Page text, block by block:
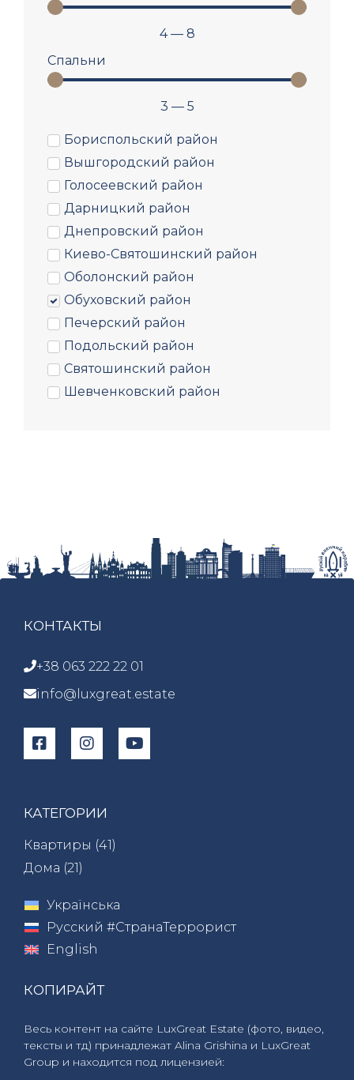
4— 8
Спальни
3 — 5
Бориспольский район
Вышгородский район
Голосеевский район
Дарницкий район
Днепровский район
Киево-Святошинский район
Оболонский район
Обуховский район
Печерский район
Подольский район
Святошинский район
Шевченковский район
КОНТАКТЫ
+38 063 222 22 01
info@luxgreat.estate
КАТЕГОРИИ
Квартиры (41)
Дома (21)
Українська
Русский #СтранаТеррорист
English
КОПИРАЙТ
Весь контент на сайте LuxGreat Estate (фото, видео,
тексты и тд) принадлежат Alina Grishina и LuxGreat
Group и находится под лицензией: